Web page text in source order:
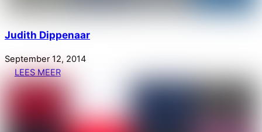
Judith Dippenaar
September 12, 2014
LEES MEER